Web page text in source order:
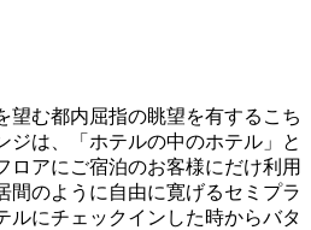
望む都内屈指の眺望を有するこち
ジは、「ホテルの中のホテル」と
ロアにご宿泊のお客様にだけ利用
間のように自由に寛げるセミプラ
ルにチェックインした時からバタ